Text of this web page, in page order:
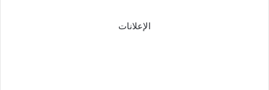
الإعلانات